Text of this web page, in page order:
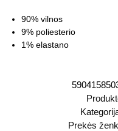
90% vilnos
9% poliesterio
1% elastano
Prekės